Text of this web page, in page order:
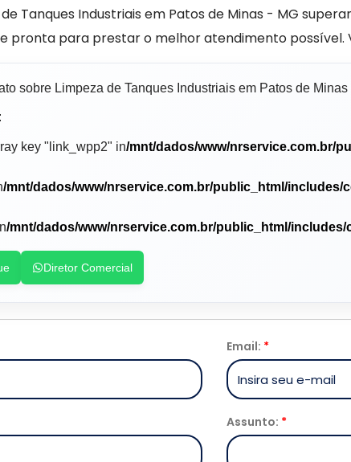
Tanques Industriais em Patos de Minas - MG
pronta para prestar o melhor atendimento
sobre Limpeza de Tanques Industriais em Patos de Minas
key "link_wpp2" in/mnt/dados/www/nrservice.com.br/
/mnt/dados/www/nrservice.com.br/public_html/includes/
/mnt/dados/www/nrservice.com.br/public_html/
Diretor Comercial
Email: *
Assunto: *